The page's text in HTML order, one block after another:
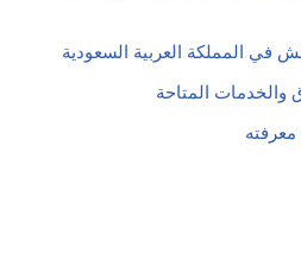
المملكة العربية السعودية
المتاحة